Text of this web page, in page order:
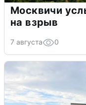
Москвичи
на взрыв
7 августа 0